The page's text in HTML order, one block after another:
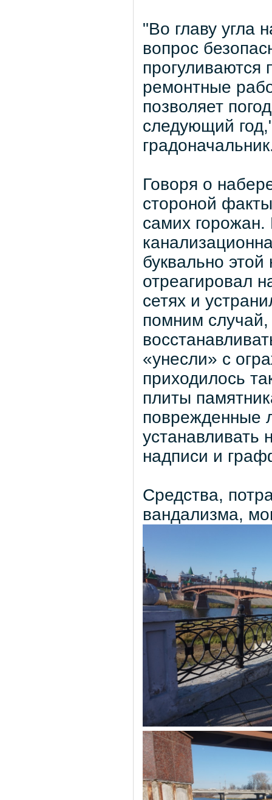
"Во главу угла
вопрос
ремонтные
позволяет
следующий
Говоря о
стороной
самих
буквально
отреагировал
сетях и
помним
«унесли» с
приходилось
плиты
поврежденные
устанавливать
надписи и
Средства,
вандализма,